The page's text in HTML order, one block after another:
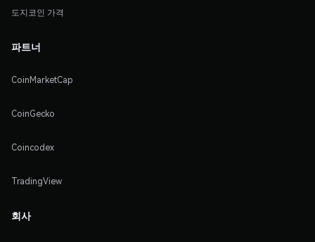
도지코인 가격
파트너
CoinMarketCap
CoinGecko
Coincodex
TradingView
회사